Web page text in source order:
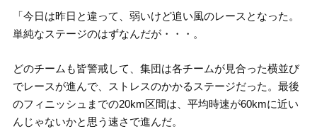
「今日は昨日と違って、弱いけど追い風のレースとなった。
単純なステージのはずなんだが・・・。
どのチームも皆警戒して、集団は各チームが見合った横並び
でレースが進んで、ストレスのかかるステージだった。最後
のフィニッシュまでの20km区間は、平均時速が60kmに近い
んじゃないかと思う速さで進んだ。